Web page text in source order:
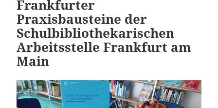
Frankfurter
Praxisbausteine der
Schulbibliothekarischen
Arbeitsstelle Frankfurt am
Main